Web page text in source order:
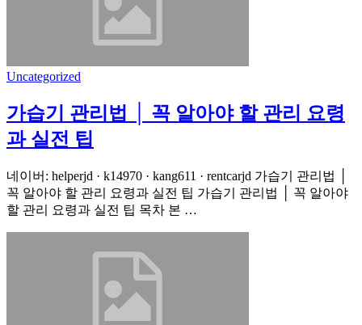
Uncategorized
가습기 관리법 │ 꼭 알아야 할 관리 요령
과 실전 팁
네이버: helperjd · k14970 · kang611 · rentcarjd 가습기 관리법 │
꼭 알아야 할 관리 요령과 실전 팁 가습기 관리법 │ 꼭 알아야
할 관리 요령과 실전 팁 목차 본 …